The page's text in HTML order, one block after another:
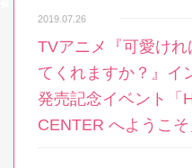
2019.07.26
TVアニメ『可愛け
てくれますか？』イ
発売記念イベント「
CENTER へようこそ